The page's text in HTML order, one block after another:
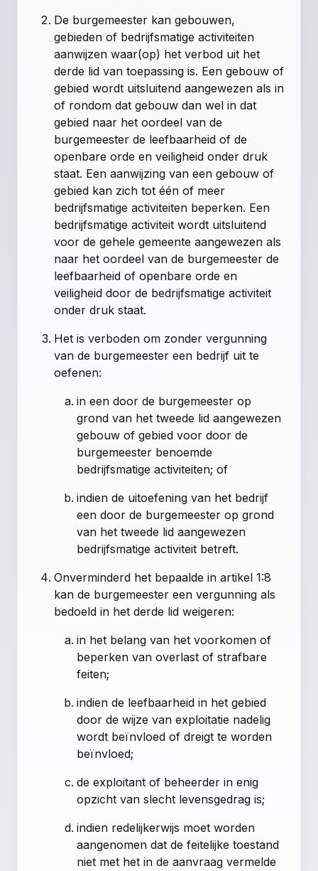
De burgemeester kan gebouwen,
gebieden of bedrijfsmatige activiteiten
aanwijzen waar(op) het verbod uit het
derde lid van toepassing is. Een gebouw of
gebied wordt uitsluitend aangewezen als in
of rondom dat gebouw dan wel in dat
gebied naar het oordeel van de
burgemeester de leefbaarheid of de
openbare orde en veiligheid onder druk
staat. Een aanwijzing van een gebouw of
gebied kan zich tot één of meer
bedrijfsmatige activiteiten beperken. Een
bedrijfsmatige activiteit wordt uitsluitend
voor de gehele gemeente aangewezen als
naar het oordeel van de burgemeester de
leefbaarheid of openbare orde en
veiligheid door de bedrijfsmatige activiteit
onder druk staat.
Het is verboden om zonder vergunning
van de burgemeester een bedrijf uit te
oefenen:
in een door de burgemeester op
grond van het tweede lid aangewezen
gebouw of gebied voor door de
burgemeester benoemde
bedrijfsmatige activiteiten; of
indien de uitoefening van het bedrijf
een door de burgemeester op grond
van het tweede lid aangewezen
bedrijfsmatige activiteit betreft.
Onverminderd het bepaalde in artikel 1:8
kan de burgemeester een vergunning als
bedoeld in het derde lid weigeren:
in het belang van het voorkomen of
beperken van overlast of strafbare
feiten;
indien de leefbaarheid in het gebied
door de wijze van exploitatie nadelig
wordt beïnvloed of dreigt te worden
beïnvloed;
de exploitant of beheerder in enig
opzicht van slecht levensgedrag is;
indien redelijkerwijs moet worden
aangenomen dat de feitelijke toestand
niet met het in de aanvraag vermelde